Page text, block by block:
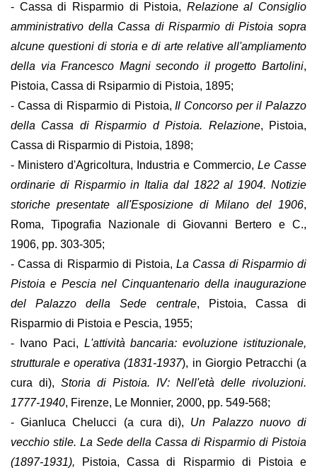
- Cassa di Risparmio di Pistoia, Relazione al Consiglio
amministrativo della Cassa di Risparmio di Pistoia sopra
alcune questioni di storia e di arte relative all'ampliamento
della via Francesco Magni secondo il progetto Bartolini,
Pistoia, Cassa di Rsiparmio di Pistoia, 1895;
- Cassa di Risparmio di Pistoia,Il Concorso per il Palazzo
della Cassa di Risparmio d Pistoia. Relazione, Pistoia,
Cassa di Risparmio di Pistoia, 1898;
- Ministero d'Agricoltura, Industria e Commercio, Le Casse
ordinarie di Risparmio in Italia dal 1822 al 1904. Notizie
storiche presentate all'Esposizione di Milano del 1906,
Roma, Tipografia Nazionale di Giovanni Bertero e C.,
1906, pp. 303-305;
- Cassa di Risparmio di Pistoia,La Cassa di Risparmio di
Pistoia e Pescia nel Cinquantenario della inaugurazione
del Palazzo della Sede centrale, Pistoia, Cassa di
Risparmio di Pistoia e Pescia, 1955;
- Ivano Paci, L'attività bancaria: evoluzione istituzionale,
strutturale e operativa (1831-1937), in Giorgio Petracchi (a
cura di), Storia di Pistoia. IV: Nell'età delle rivoluzioni.
1777-1940, Firenze, Le Monnier, 2000, pp. 549-568;
- Gianluca Chelucci (a cura di), Un Palazzo nuovo di
vecchio stile. La Sede della Cassa di Risparmio di Pistoia
(1897-1931), Pistoia, Cassa di Risparmio di Pistoia e